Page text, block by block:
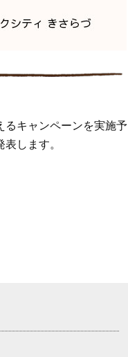
るキャンペーンを実施予
します。